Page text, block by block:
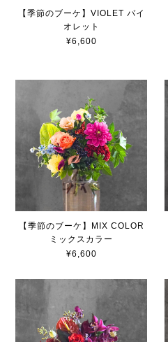
【季節のブーケ】VIOLET バイ
オレット
¥6,600
【季節のブーケ】MIX COLOR
ミックスカラー
¥6,600